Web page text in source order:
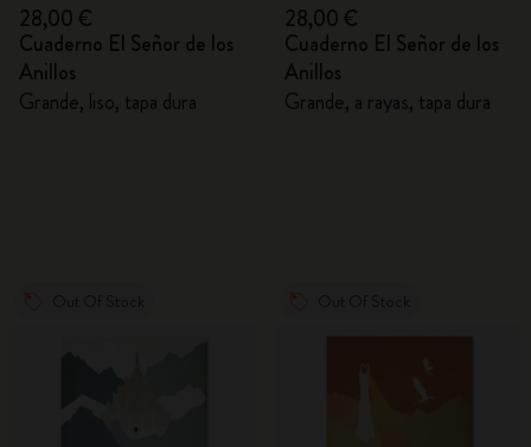
28,00 €
Cuaderno El Señor de los
Anillos
Grande, liso, tapa dura
28,00 €
Cuaderno El Señor de los
Anillos
Grande, a rayas, tapa dura